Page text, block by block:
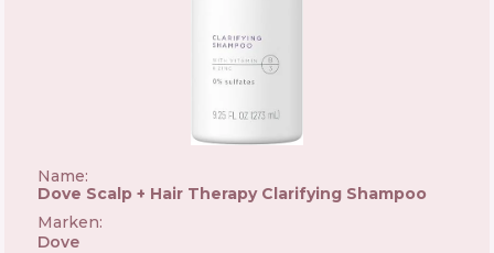
Name:
Dove Scalp + Hair Therapy Clarifying Shampoo
Marken:
Dove